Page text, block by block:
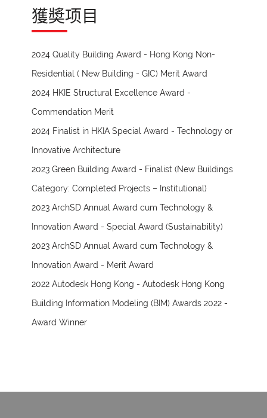
獲奬项目
2024 Quality Building Award - Hong Kong Non-
Residential ( New Building - GIC) Merit Award
2024 HKIE Structural Excellence Award -
Commendation Merit
2024 Finalist in HKIA Special Award - Technology or
Innovative Architecture
2023 Green Building Award - Finalist (New Buildings
Category: Completed Projects – Institutional)
2023 ArchSD Annual Award cum Technology &
Innovation Award - Special Award (Sustainability)
2023 ArchSD Annual Award cum Technology &
Innovation Award - Merit Award
2022 Autodesk Hong Kong - Autodesk Hong Kong
Building Information Modeling (BIM) Awards 2022 -
Award Winner